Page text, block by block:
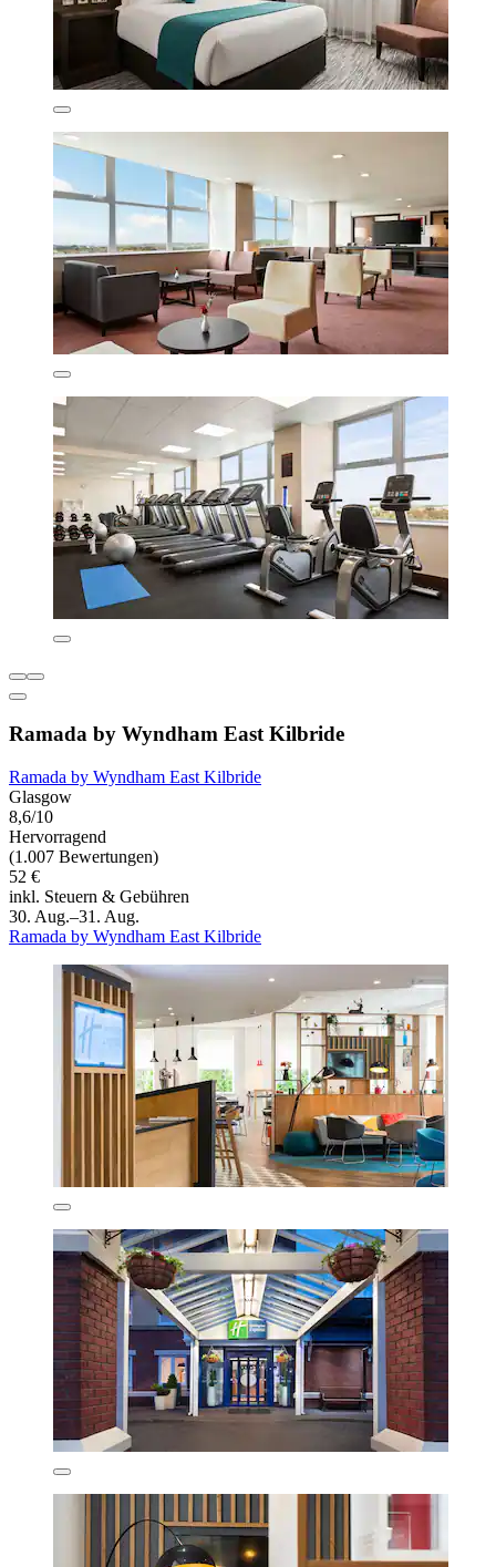
Ramada by Wyndham East Kilbride
Ramada by Wyndham East Kilbride
Glasgow
8,6/10
Hervorragend
(1.007 Bewertungen)
52 €
inkl. Steuern & Gebühren
30. Aug.–31. Aug.
Ramada by Wyndham East Kilbride